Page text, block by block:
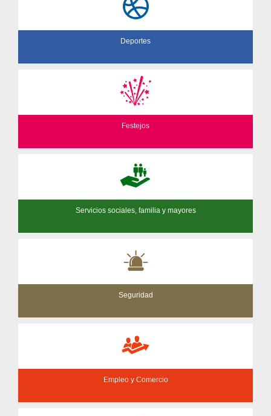
Deportes
Festejos
Servicios sociales, familia y mayores
Seguridad
Empleo y Comercio